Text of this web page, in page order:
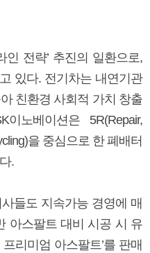
인 전략’ 추진의 일환으로,
있다. 전기차는 내연기관
친환경 사회적 가치 창출
노베이션은 5R(Repair,
을 중심으로 한 폐배터
.
들도 지속가능 경영에 매
아스팔트 대비 시공 시 유
리미엄 아스팔트’를 판매